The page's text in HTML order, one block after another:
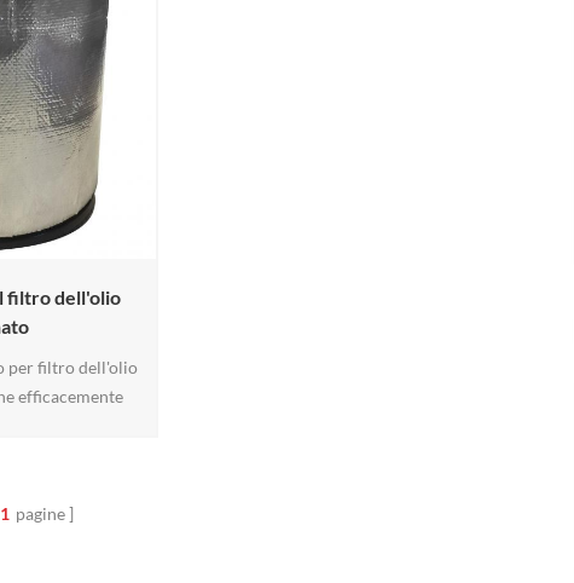
filtro dell'olio
per filtro dell'olio
efficacemente
struttura
1 pagine